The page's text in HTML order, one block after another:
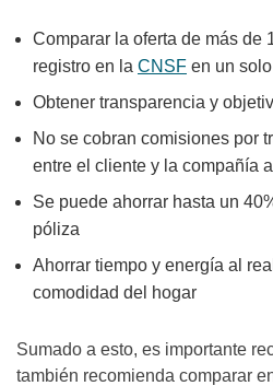
Comparar la oferta de más de
registro en la CNSF en un
Obtener transparencia y
No se cobran comisiones por
entre el cliente y la compañía
Se puede ahorrar hasta un
póliza
Ahorrar tiempo y energía al
comodidad del hogar
Sumado a esto, es importante
también recomienda comparar